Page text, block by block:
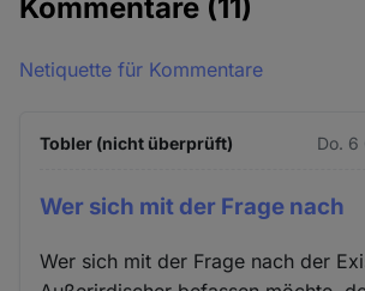
Kommentare (11)
Netiquette für Kommentare
Tobler (nicht überprüft) Do. 6
Wer sich mit der Frage nach
Wer sich mit der Frage nach der